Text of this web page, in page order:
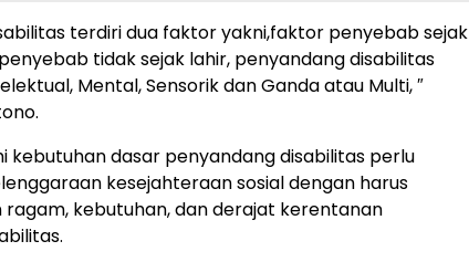
terdiri dua faktor yakni,faktor penyebab sejak
tidak sejak lahir, penyandang disabilitas
Mental, Sensorik dan Ganda atau Multi, ″
kebutuhan dasar penyandang disabilitas perlu
kesejahteraan sosial dengan harus
kebutuhan, dan derajat kerentanan